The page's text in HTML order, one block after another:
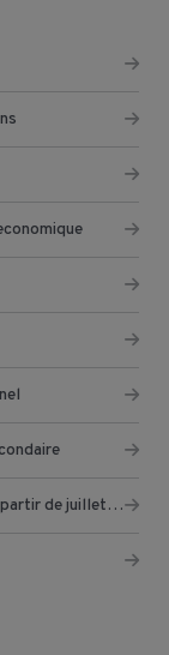
Subsides sectoriels pour le recrutement (à partir de juillet 2022)